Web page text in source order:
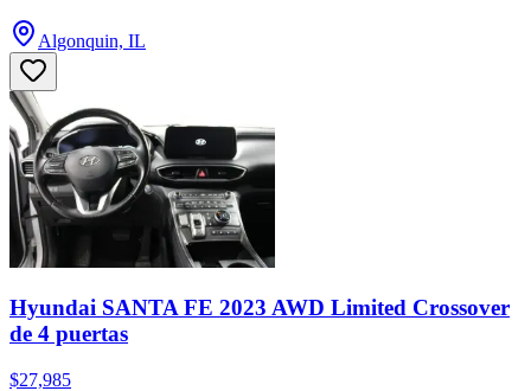
Algonquin, IL
Hyundai SANTA FE 2023 AWD Limited Crossover
de 4 puertas
$27,985